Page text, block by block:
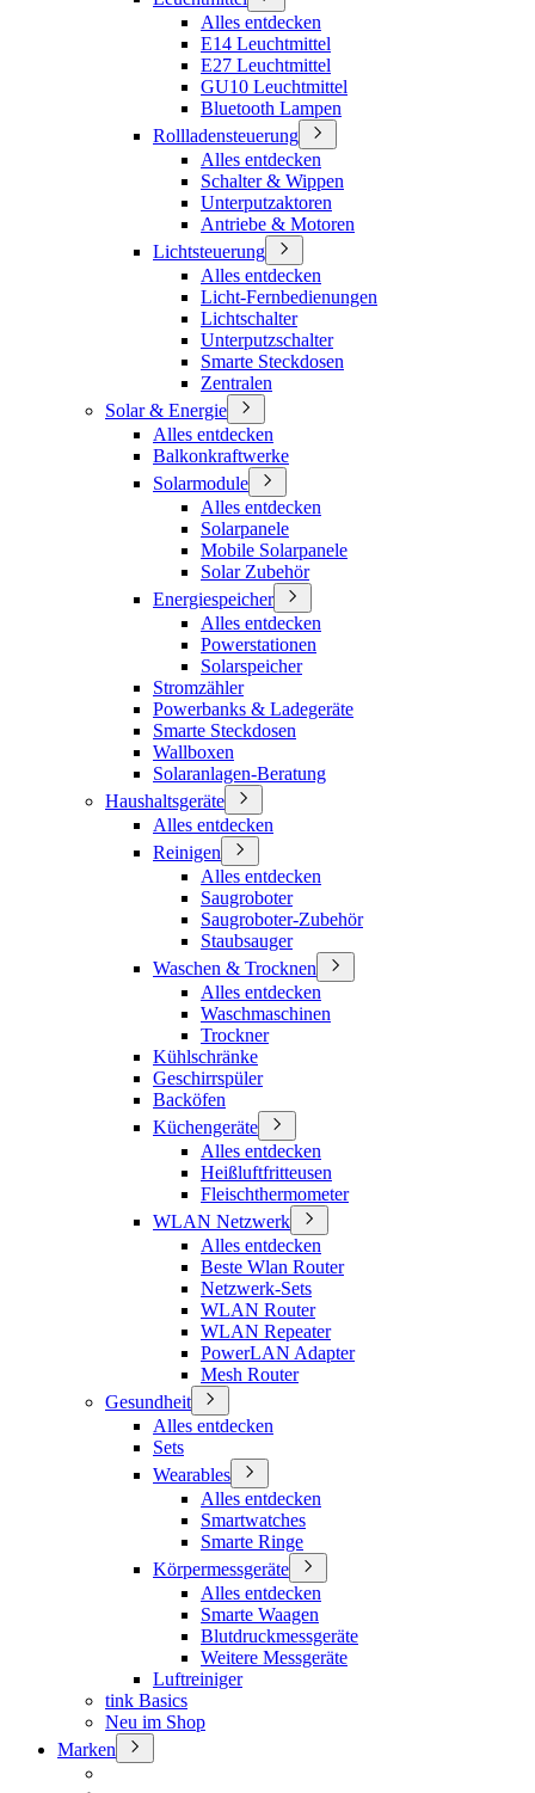
Alles entdecken
E14 Leuchtmittel
E27 Leuchtmittel
GU10 Leuchtmittel
Bluetooth Lampen
Rollladensteuerung
Alles entdecken
Schalter & Wippen
Unterputzaktoren
Antriebe & Motoren
Lichtsteuerung
Alles entdecken
Licht-Fernbedienungen
Lichtschalter
Unterputzschalter
Smarte Steckdosen
Zentralen
Solar & Energie
Alles entdecken
Balkonkraftwerke
Solarmodule
Alles entdecken
Solarpanele
Mobile Solarpanele
Solar Zubehör
Energiespeicher
Alles entdecken
Powerstationen
Solarspeicher
Stromzähler
Powerbanks & Ladegeräte
Smarte Steckdosen
Wallboxen
Solaranlagen-Beratung
Haushaltsgeräte
Alles entdecken
Reinigen
Alles entdecken
Saugroboter
Saugroboter-Zubehör
Staubsauger
Waschen & Trocknen
Alles entdecken
Waschmaschinen
Trockner
Kühlschränke
Geschirrspüler
Backöfen
Küchengeräte
Alles entdecken
Heißluftfritteusen
Fleischthermometer
WLAN Netzwerk
Alles entdecken
Beste Wlan Router
Netzwerk-Sets
WLAN Router
WLAN Repeater
PowerLAN Adapter
Mesh Router
Gesundheit
Alles entdecken
Sets
Wearables
Alles entdecken
Smartwatches
Smarte Ringe
Körpermessgeräte
Alles entdecken
Smarte Waagen
Blutdruckmessgeräte
Weitere Messgeräte
Luftreiniger
tink Basics
Neu im Shop
Marken